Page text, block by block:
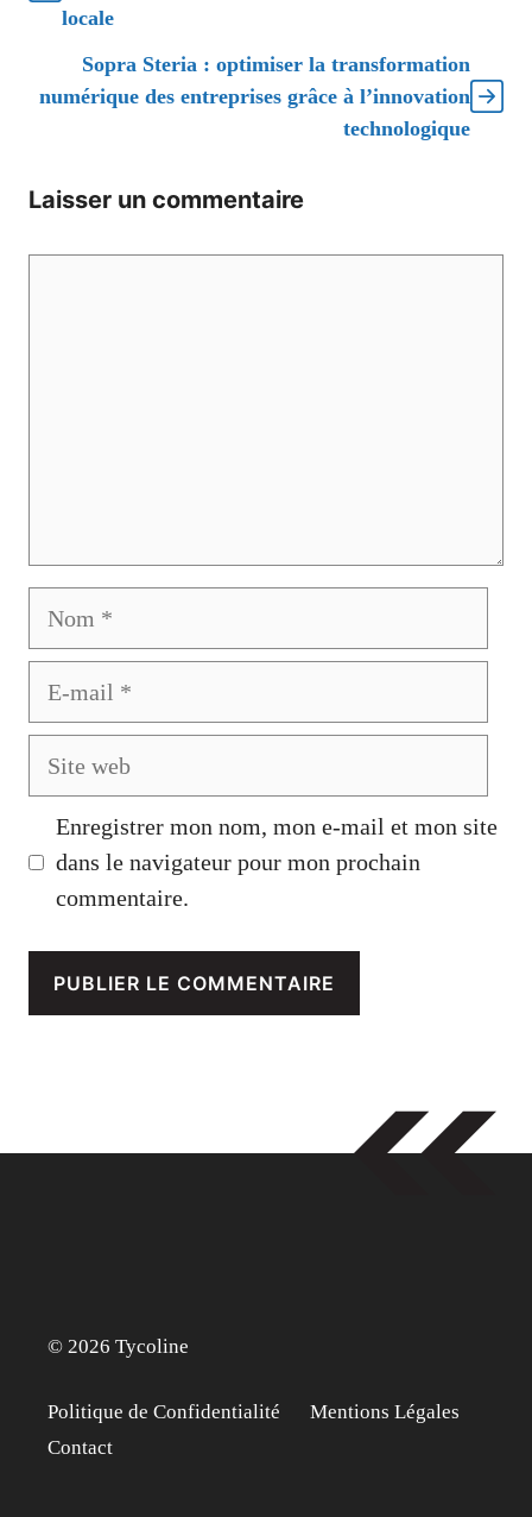
locale
Sopra Steria : optimiser la transformation
numérique des entreprises grâce à l’innovation
technologique
Laisser un commentaire
Enregistrer mon nom, mon e-mail et mon site
dans le navigateur pour mon prochain
commentaire.
© 2026 Tycoline
Politique de Confidentialité
Mentions Légales
Contact